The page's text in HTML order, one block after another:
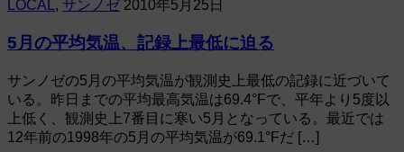
LOCAL , サンノゼ 2010年5月25日
5月の平均気温、記録上最低に迫る
サンノゼの5月の平均気温が観測史上最低の記録に近づいて
いる。昨日までの平均最高気温は69.4°Fで、平年より5度以
上低く、観測史上7番目に寒い5月となっている。最近では
12年前の1998年の5月の平均気温が69.1°Fだ […]